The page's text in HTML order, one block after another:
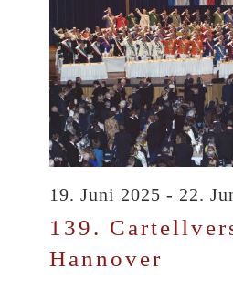
19.
Juni
2025
139.
Hannover
19. Juni 2025 - 22.